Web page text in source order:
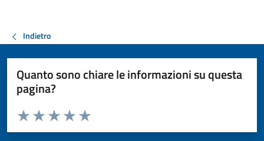
Indietro
Quanto sono chiare le informazioni su questa
pagina?
Valuta da 1 a 5 stelle la pagina
Valuta 5 stelle su 5
Valuta 4 stelle su 5
Valuta 3 stelle su 5
Valuta 2 stelle su 5
Valuta 1 stelle su 5